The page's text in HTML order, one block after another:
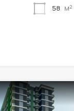
58 м²